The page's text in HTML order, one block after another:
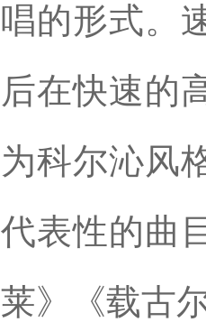
唱的形式。
后在快速的
为科尔沁风
代表性的曲
莱》《载古